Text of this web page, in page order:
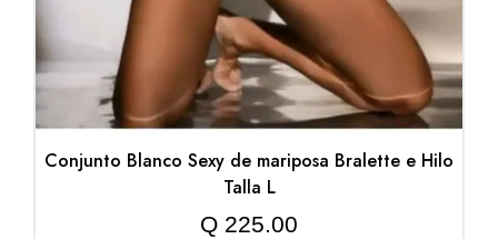
Conjunto Blanco Sexy de mariposa Bralette e Hilo
Talla L
Q 225.00